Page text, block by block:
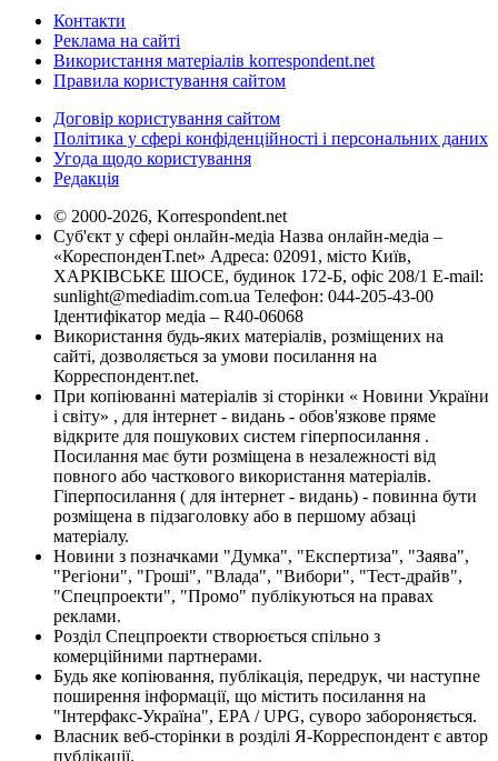
Контакти
Реклама на сайті
Використання матеріалів korrespondent.net
Правила користування сайтом
Договір користування сайтом
Політика у сфері конфіденційності і персональних даних
Угода щодо користування
Редакція
© 2000-2026, Korrespondent.net
Суб'єкт у сфері онлайн-медіа Назва онлайн-медіа –
«КореспонденТ.net» Адреса: 02091, місто Київ,
ХАРКІВСЬКЕ ШОСЕ, будинок 172-Б, офіс 208/1 E-mail:
sunlight@mediadim.com.ua Телефон: 044-205-43-00
Ідентифікатор медіа – R40-06068
Використання будь-яких матеріалів, розміщених на
сайті, дозволяється за умови посилання на
Корреспондент.net.
При копіюванні матеріалів зі сторінки « Новини України
і світу» , для інтернет - видань - обов'язкове пряме
відкрите для пошукових систем гіперпосилання .
Посилання має бути розміщена в незалежності від
повного або часткового використання матеріалів.
Гіперпосилання ( для інтернет - видань) - повинна бути
розміщена в підзаголовку або в першому абзаці
матеріалу.
Новини з позначками "Думка", "Експертиза", "Заява",
"Регіони", "Гроші", "Влада", "Вибори", "Тест-драйв",
"Спецпроекти", "Промо" публікуються на правах
реклами.
Розділ Спецпроекти створюється спільно з
комерційними партнерами.
Будь яке копіювання, публікація, передрук, чи наступне
поширення інформації, що містить посилання на
"Інтерфакс-Україна", EPA / UPG, суворо забороняється.
Власник веб-сторінки в розділі Я-Корреспондент є автор
публікації.